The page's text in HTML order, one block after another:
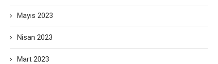
Mayıs 2023
Nisan 2023
Mart 2023